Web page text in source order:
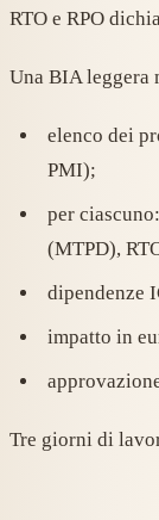
RTO e RPO
Una BIA leggera
elenco dei
PMI);
per
(MTPD),
dipendenze
impatto in
Tre giorni di